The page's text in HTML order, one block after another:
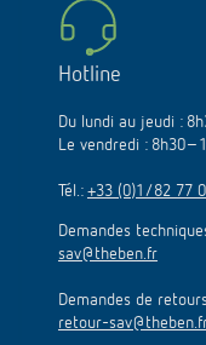
Hotline
Du lundi au jeudi :
Le vendredi :
Tél.: +33 (0)1/82 77
Demandes
sav@theben.fr
Demandes de
retour-